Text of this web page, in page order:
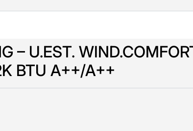
– U.EST.
BTU A++/A++